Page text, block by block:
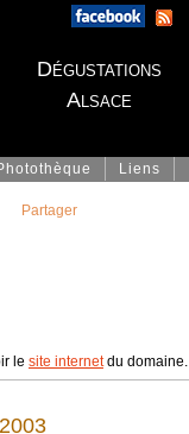
Dégustations
Alsace
Liens
le site internetdu domaine.
2003
Partager